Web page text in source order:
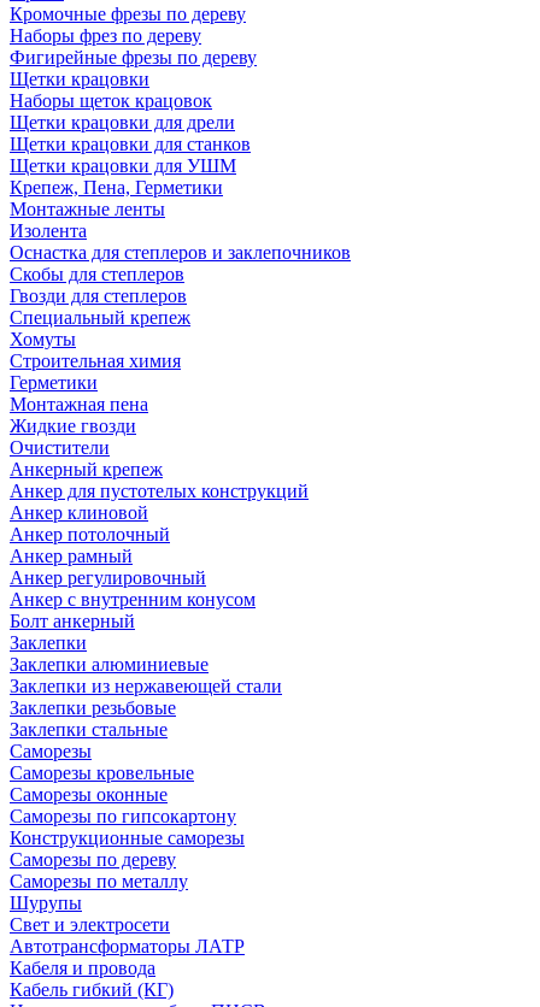
Кромочные фрезы по дереву
Наборы фрез по дереву
Фигирейные фрезы по дереву
Щетки крацовки
Наборы щеток крацовок
Щетки крацовки для дрели
Щетки крацовки для станков
Щетки крацовки для УШМ
Крепеж, Пена, Герметики
Монтажные ленты
Изолента
Оснастка для степлеров и заклепочников
Скобы для степлеров
Гвозди для степлеров
Специальный крепеж
Хомуты
Строительная химия
Герметики
Монтажная пена
Жидкие гвозди
Очистители
Анкерный крепеж
Анкер для пустотелых конструкций
Анкер клиновой
Анкер потолочный
Анкер рамный
Анкер регулировочный
Анкер с внутренним конусом
Болт анкерный
Заклепки
Заклепки алюминиевые
Заклепки из нержавеющей стали
Заклепки резьбовые
Заклепки стальные
Саморезы
Саморезы кровельные
Саморезы оконные
Саморезы по гипсокартону
Конструкционные саморезы
Саморезы по дереву
Саморезы по металлу
Шурупы
Свет и электросети
Автотрансформаторы ЛАТР
Кабеля и провода
Кабель гибкий (КГ)